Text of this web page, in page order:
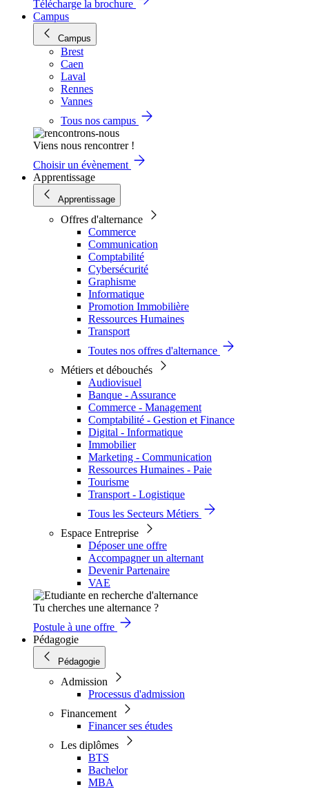
Télécharge la brochure
Campus
Campus
Brest
Caen
Laval
Rennes
Vannes
Tous nos campus
Viens nous rencontrer !
Choisir un évènement
Apprentissage
Apprentissage
Offres d'alternance
Commerce
Communication
Comptabilité
Cybersécurité
Graphisme
Informatique
Promotion Immobilière
Ressources Humaines
Transport
Toutes nos offres d'alternance
Métiers et débouchés
Audiovisuel
Banque - Assurance
Commerce - Management
Comptabilité - Gestion et Finance
Digital - Informatique
Immobilier
Marketing - Communication
Ressources Humaines - Paie
Tourisme
Transport - Logistique
Tous les Secteurs Métiers
Espace Entreprise
Déposer une offre
Accompagner un alternant
Devenir Partenaire
VAE
Tu cherches une alternance ?
Postule à une offre
Pédagogie
Pédagogie
Admission
Processus d'admission
Financement
Financer ses études
Les diplômes
BTS
Bachelor
MBA